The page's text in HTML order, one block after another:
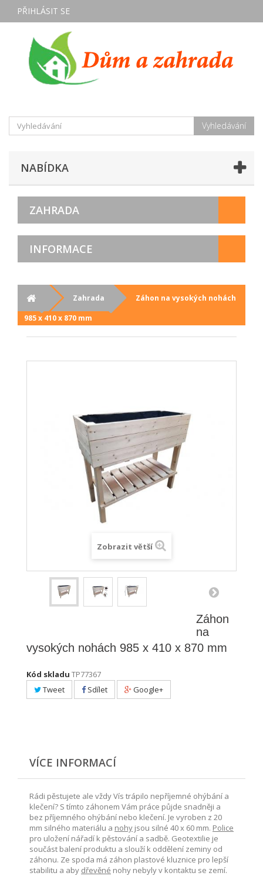
PŘIHLÁSIT SE
Vyhledávání
NABÍDKA
ZAHRADA
INFORMACE
Zahrada
Záhon na vysokých nohách
985 x 410 x 870 mm
Zobrazit větší
Záhon
na
vysokých nohách 985 x 410 x 870 mm
Kód skladu TP77367
Tweet
Sdílet Google+
VÍCE INFORMACÍ
Rádi pěstujete ale vždy Vís trápilo nepříjemné ohýbání a
klečení? S tímto záhonem Vám práce půjde snadněji a
bez příjemného ohýbání nebo klečení. Je vyroben z 20
mm silného materiálu a nohy jsou silné 40 x 60 mm. Police
pro uložení nářadí k pěstování a sadbě. Geotextilie je
součást balení produktu a slouží k oddělení zeminy od
záhonu. Ze spoda má záhon plastové kluznice pro lepší
stabilitu a aby dřevěné nohy nebyly v kontaktu se zemí.